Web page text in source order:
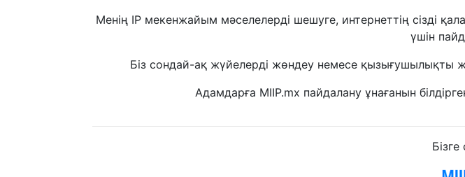
Менің IP мекенжайым мәселелерді шешуге, интернеттің сізді
үшін
Біз сондай-ақ жүйелерді жөндеу немесе қызығушылықты
Адамдарға MIIP.mx пайдалану ұнағанын
Бізге